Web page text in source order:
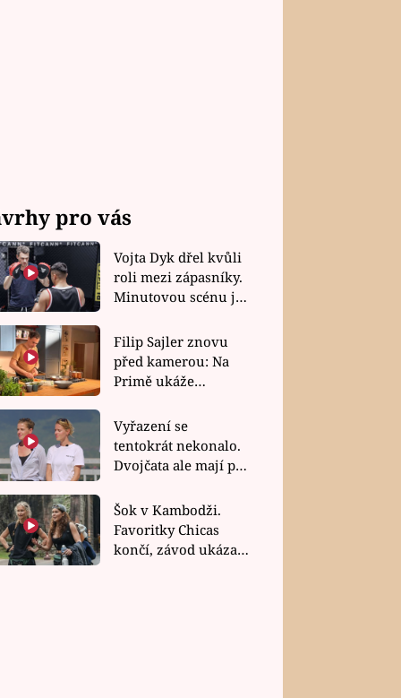
pro vás
Vojta Dyk dřel kvůli
roli mezi zápasníky.
Minutovou scénu jel
Filip Sajler znovu
před kamerou: Na
Primě ukáže
rychlé recepty
Vyřazení se
tentokrát nekonalo.
Dvojčata ale mají po
závodu nůž na krku
Šok v Kambodži.
Favoritky Chicas
končí, závod ukázal